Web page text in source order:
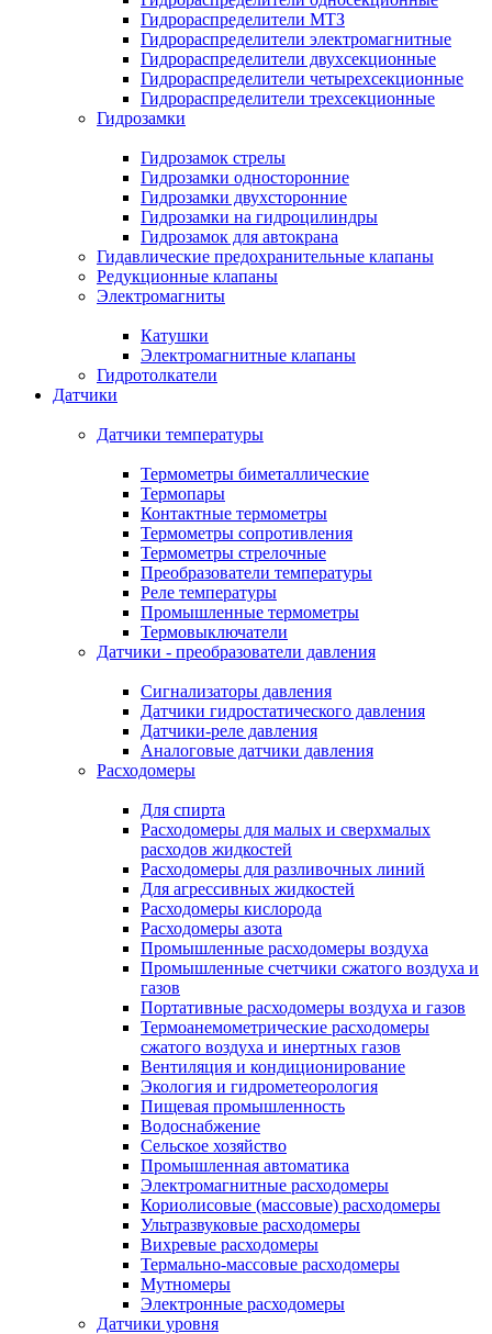
Гидрораспределители МТЗ
Гидрораспределители электромагнитные
Гидрораспределители двухсекционные
Гидрораспределители четырехсекционные
Гидрораспределители трехсекционные
Гидрозамки
Гидрозамок стрелы
Гидрозамки односторонние
Гидрозамки двухсторонние
Гидрозамки на гидроцилиндры
Гидрозамок для автокрана
Гидавлические предохранительные клапаны
Редукционные клапаны
Электромагниты
Катушки
Электромагнитные клапаны
Гидротолкатели
Датчики
Датчики температуры
Термометры биметаллические
Термопары
Контактные термометры
Термометры сопротивления
Термометры стрелочные
Преобразователи температуры
Реле температуры
Промышленные термометры
Термовыключатели
Датчики - преобразователи давления
Сигнализаторы давления
Датчики гидростатического давления
Датчики-реле давления
Аналоговые датчики давления
Расходомеры
Для спирта
Расходомеры для малых и сверхмалых
расходов жидкостей
Расходомеры для разливочных линий
Для агрессивных жидкостей
Расходомеры кислорода
Расходомеры азота
Промышленные расходомеры воздуха
Промышленные счетчики сжатого воздуха и
газов
Портативные расходомеры воздуха и газов
Термоанемометрические расходомеры
сжатого воздуха и инертных газов
Вентиляция и кондиционирование
Экология и гидрометеорология
Пищевая промышленность
Водоснабжение
Сельское хозяйство
Промышленная автоматика
Электромагнитные расходомеры
Кориолисовые (массовые) расходомеры
Ультразвуковые расходомеры
Вихревые расходомеры
Термально-массовые расходомеры
Мутномеры
Электронные расходомеры
Датчики уровня